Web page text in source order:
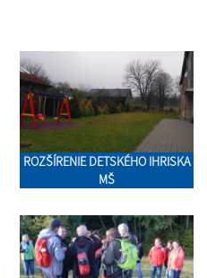
ROZŠÍRENIE DETSKÉHO IHRISKA
MŠ